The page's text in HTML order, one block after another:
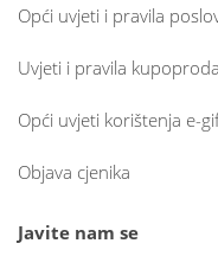
Opći uvjeti i pravila
Uvjeti i pravila
Opći uvjeti korištenja e-
Objava cjenika
Javite nam se